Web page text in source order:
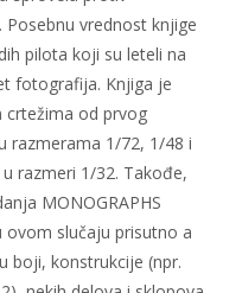
Posebnu vrednost knjige
pilota koji su leteli na
fotografija. Knjiga je
crtežima od prvog
razmerama 1/72, 1/48 i
razmeri 1/32. Takođe,
MONOGRAPHS
ovom slučaju prisutno a
boji, konstrukcije (npr.